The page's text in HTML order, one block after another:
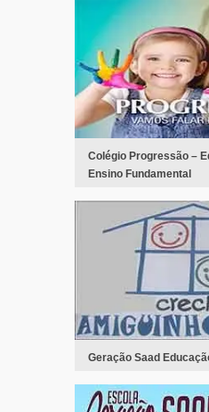
Colégio Progressão –
Ensino Fundamental
Geração Saad